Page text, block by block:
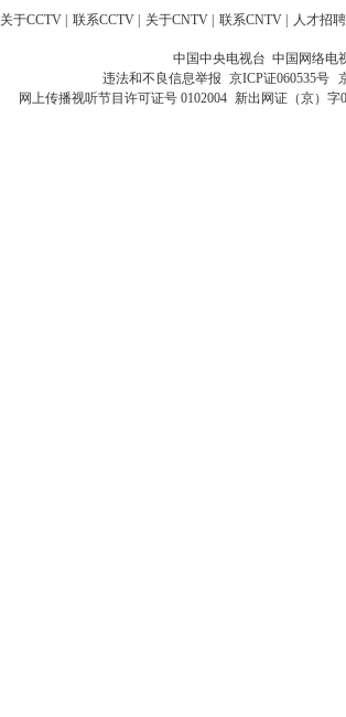
关于CCTV 联系CCTV 关于CNTV 联系CNTV 人才招聘
中国中央电视台 中国网络电
违法和不良信息举报 京ICP证060535号
网上传播视听节目许可证号 0102004 新出网证（京）